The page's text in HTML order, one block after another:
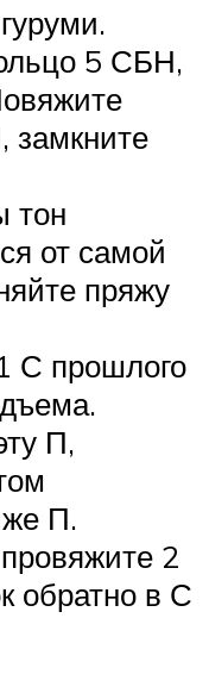
5 СБН,
замкните
тон
от самой
пряжу
С прошлого
П,
П.
2
обратно в С